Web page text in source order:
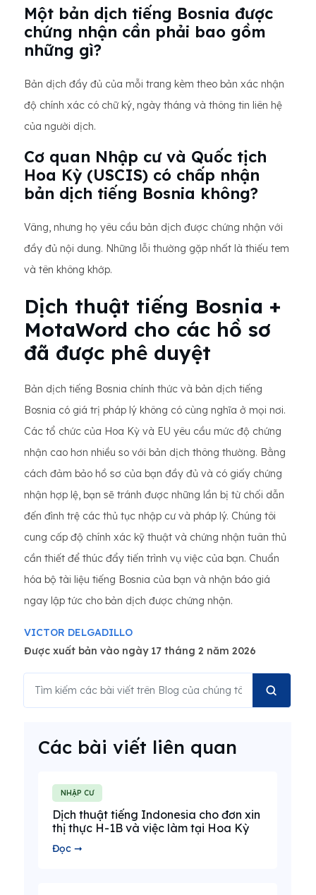
Một bản dịch tiếng Bosnia được
chứng nhận cần phải bao gồm
những gì?
Bản dịch đầy đủ của mỗi trang kèm theo bản xác nhận
độ chính xác có chữ ký, ngày tháng và thông tin liên hệ
của người dịch.
Cơ quan Nhập cư và Quốc tịch
Hoa Kỳ (USCIS) có chấp nhận
bản dịch tiếng Bosnia không?
Vâng, nhưng họ yêu cầu bản dịch được chứng nhận với
đầy đủ nội dung. Những lỗi thường gặp nhất là thiếu tem
và tên không khớp.
Dịch thuật tiếng Bosnia +
MotaWord cho các hồ sơ
đã được phê duyệt
Bản dịch tiếng Bosnia chính thức và bản dịch tiếng
Bosnia có giá trị pháp lý không có cùng nghĩa ở mọi nơi.
Các tổ chức của Hoa Kỳ và EU yêu cầu mức độ chứng
nhận cao hơn nhiều so với bản dịch thông thường. Bằng
cách đảm bảo hồ sơ của bạn đầy đủ và có giấy chứng
nhận hợp lệ, bạn sẽ tránh được những lần bị từ chối dẫn
đến đình trệ các thủ tục nhập cư và pháp lý. Chúng tôi
cung cấp độ chính xác kỹ thuật và chứng nhận tuân thủ
cần thiết để thúc đẩy tiến trình vụ việc của bạn. Chuẩn
hóa bộ tài liệu tiếng Bosnia của bạn và nhận báo giá
ngay lập tức cho bản dịch được chứng nhận.
VICTOR DELGADILLO
Được xuất bản vào ngày 17 tháng 2 năm 2026
Các bài viết liên quan
NHẬP CƯ
Dịch thuật tiếng Indonesia cho đơn xin
thị thực H-1B và việc làm tại Hoa Kỳ
Đọc ➞